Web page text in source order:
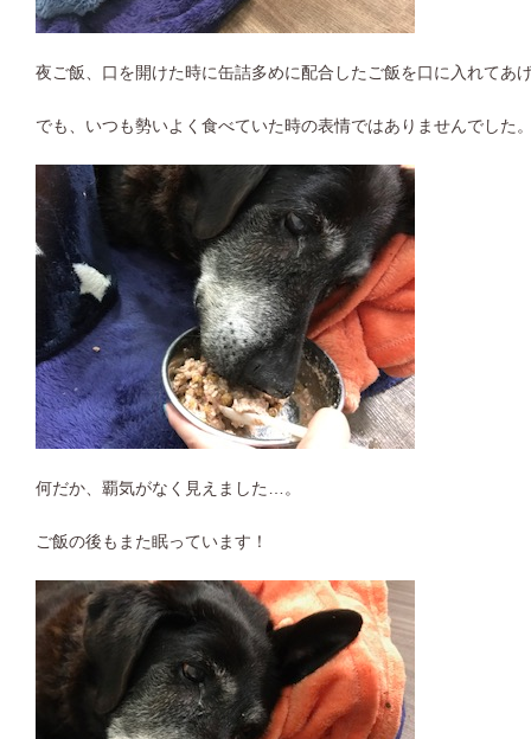
夜ご飯、口を開けた時に缶詰多めに配合したご飯を口に入れてあ
でも、いつも勢いよく食べていた時の表情ではありませんでした
何だか、覇気がなく見えました…。
ご飯の後もまた眠っています！